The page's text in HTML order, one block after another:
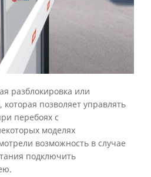
разблокировка или
позволяет управлять
перебоях с
моделях
возможность в случае
подключить